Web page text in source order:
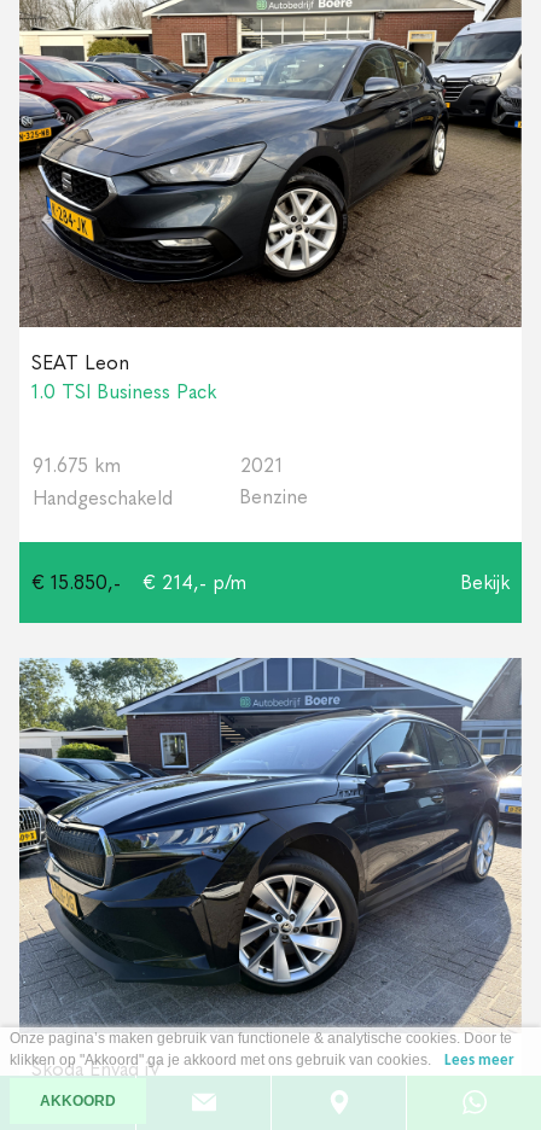
SEAT Leon
1.0 TSI Business Pack
91.675 km
2021
Handgeschakeld
Benzine
€ 15.850,- € 214,- p/m Bekijk
Škoda Enyaq iV
80
Onze pagina’s maken gebruik van functionele & analytische cookies. Door te
klikken op "Akkoord" ga je akkoord met ons gebruik van cookies.
Lees meer
AKKOORD